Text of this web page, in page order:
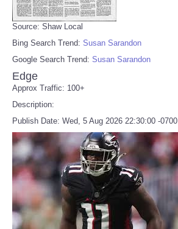
Source: Shaw Local
Bing Search Trend: Susan Sarandon
Google Search Trend: Susan Sarandon
Edge
Approx Traffic: 100+
Description:
Publish Date: Wed, 5 Aug 2026 22:30:00 -0700